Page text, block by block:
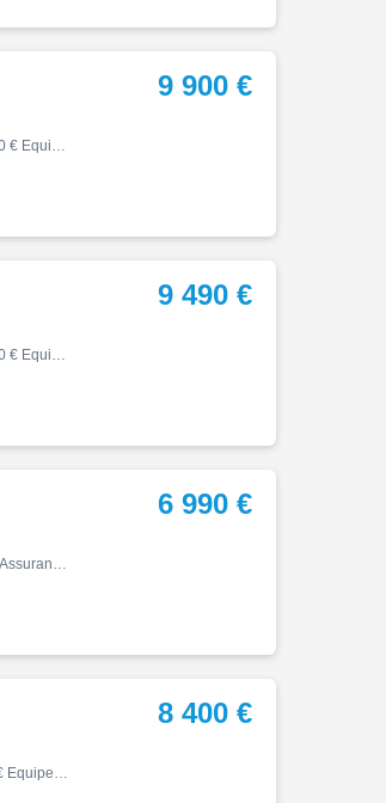
Street, 08/2024, 14000 km, Première main, Essence, 765cm³, Couleur rouge, 9900 € Equipements : ABS,Anti-démarrage,Anti-patinage,Freinage couplé,Indicateur de rapport engagé,Peinture métal,Prise USB,Shifter,Capot de selle,Pare carters,Protection de cadre,Protection de fourche,Pro…
9 900 €
Street, 01/2025, 4200 km, Première main, Essence, 765cm³, Couleur orange, 9490 € Equipements : TRIUMPH STREET TRIPLE 765 R A2 TRES BON ETAT, ENTRETIEN A JOUR, CAPOT DE SELLE, SAUTE VENT, PROTECTIONS CARTERS, RETROS ALU. Pour plus de renseignements, contactez Philippe ou par mail…
9 490 €
Street, 06/2020, 11800 km, Essence, 900cm³, Couleur noir, 6990 € Equipements : Assurance sur place,Démarches administratives sur place,Gravage possible,Prix hors frais d'immatriculation,Compatible Permis A2,Garantie 12 mois
6 990 €
Street, 12/2021, 21700 km, Première main, Essence, 765cm³, Couleur gris, 8400 € Equipements : Assurance sur place,Démarches administratives sur place,Garantie OPTEVEN,Prix hors frais d'immatriculation,1ère main,Garantie 12 mois
8 400 €